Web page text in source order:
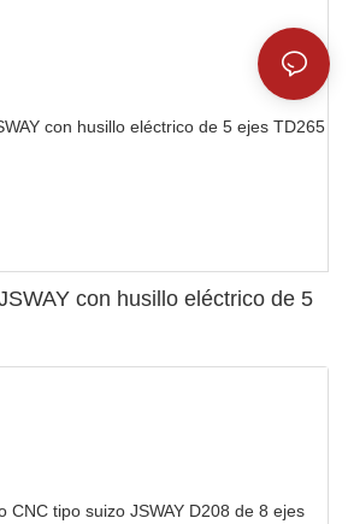
con husillo eléctrico de 5